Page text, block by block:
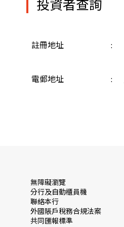
投資者查詢
註冊地址 :
電郵地址 :
無障礙瀏覽
分行及自動櫃員機
聯絡本行
外國賬戶稅務合規法案
共同匯報標準